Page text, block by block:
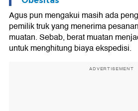
Agus pun mengakui masih ada
pemilik truk yang menerima
muatan. Sebab, berat muatan
untuk menghitung biaya ekspedisi.
ADVERTISEMENT